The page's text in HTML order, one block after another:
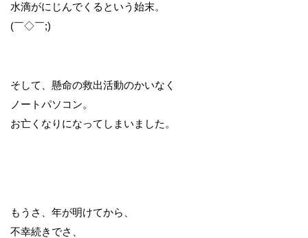
水滴がにじんでくるという始末。
(￣◇￣;)
そして、懸命の救出活動のかいなく
ノートパソコン。
お亡くなりになってしまいました。
もうさ、年が明けてから、
不幸続きでさ、